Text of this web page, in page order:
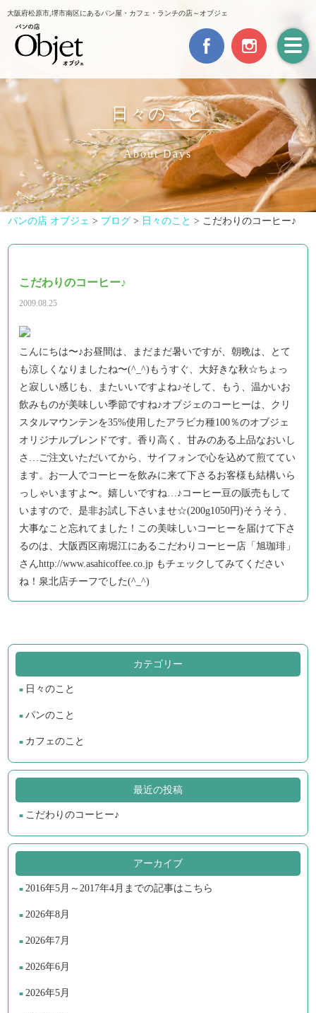
大阪府松原市,堺市南区にあるパン屋・カフェ・ランチの店～オブジェ
日々のこと
About Days
パンの店 オブジェ > ブログ > 日々のこと > こだわりのコーヒー♪
こだわりのコーヒー♪
2009.08.25
こんにちは〜♪お昼間は、まだまだ暑いですが、朝晩は、とて
も涼しくなりましたね〜(^_^)もうすぐ、大好きな秋☆ちょっ
と寂しい感じも、またいいですよね♪そして、もう、温かいお
飲みものが美味しい季節ですね♪オブジェのコーヒーは、クリ
スタルマウンテンを35%使用したアラビカ種100％のオブジェ
オリジナルブレンドです。香り高く、甘みのある上品なおいし
さ…ご注文いただいてから、サイフォンで心を込めて煎ててい
ます。お一人でコーヒーを飲みに来て下さるお客様も結構いら
っしゃいますよ〜。嬉しいですね…♪コーヒー豆の販売もして
いますので、是非お試し下さいませ☆(200g1050円)そうそう、
大事なこと忘れてました！この美味しいコーヒーを届けて下さ
るのは、大阪西区南堀江にあるこだわりコーヒー店「旭珈琲」
さんhttp://www.asahicoffee.co.jp もチェックしてみてください
ね！泉北店チーフでした(^_^)
カテゴリー
日々のこと
パンのこと
カフェのこと
最近の投稿
こだわりのコーヒー♪
アーカイブ
2016年5月～2017年4月までの記事はこちら
2026年8月
2026年7月
2026年6月
2026年5月